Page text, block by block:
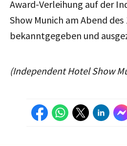
Award-Verleihung auf der
Show Munich am Abend
bekanntgegeben und
(Independent Hotel Show